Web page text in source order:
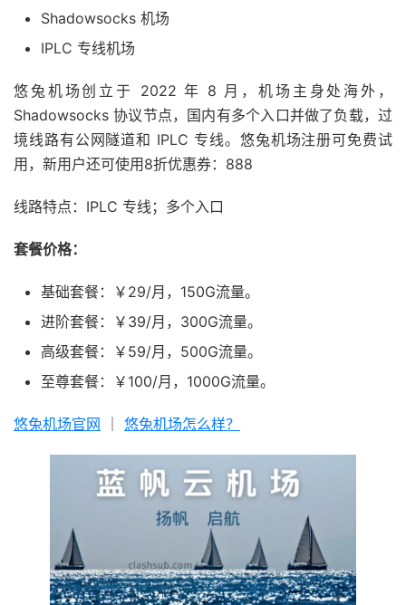
Shadowsocks 机场
IPLC 专线机场
悠兔机场创立于 2022 年 8 月，机场主身处海外，
Shadowsocks 协议节点，国内有多个入口并做了负载，过
境线路有公网隧道和 IPLC 专线。悠兔机场注册可免费试
用，新用户还可使用8折优惠券：888
线路特点：IPLC 专线；多个入口
套餐价格：
基础套餐：￥29/月，150G流量。
进阶套餐：￥39/月，300G流量。
高级套餐：￥59/月，500G流量。
至尊套餐：￥100/月，1000G流量。
悠兔机场官网 悠兔机场怎么样？